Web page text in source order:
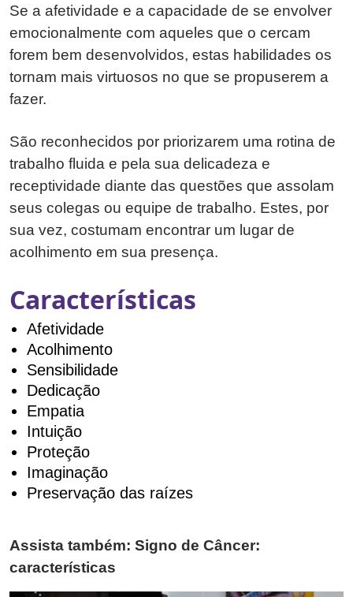
Se a afetividade e a capacidade de se envolver
emocionalmente com aqueles que o cercam
forem bem desenvolvidos, estas habilidades os
tornam mais virtuosos no que se propuserem a
fazer.
São reconhecidos por priorizarem uma rotina de
trabalho fluida e pela sua delicadeza e
receptividade diante das questões que assolam
seus colegas ou equipe de trabalho. Estes, por
sua vez, costumam encontrar um lugar de
acolhimento em sua presença.
Características
Afetividade
Acolhimento
Sensibilidade
Dedicação
Empatia
Intuição
Proteção
Imaginação
Preservação das raízes
Assista também: Signo de Câncer:
características